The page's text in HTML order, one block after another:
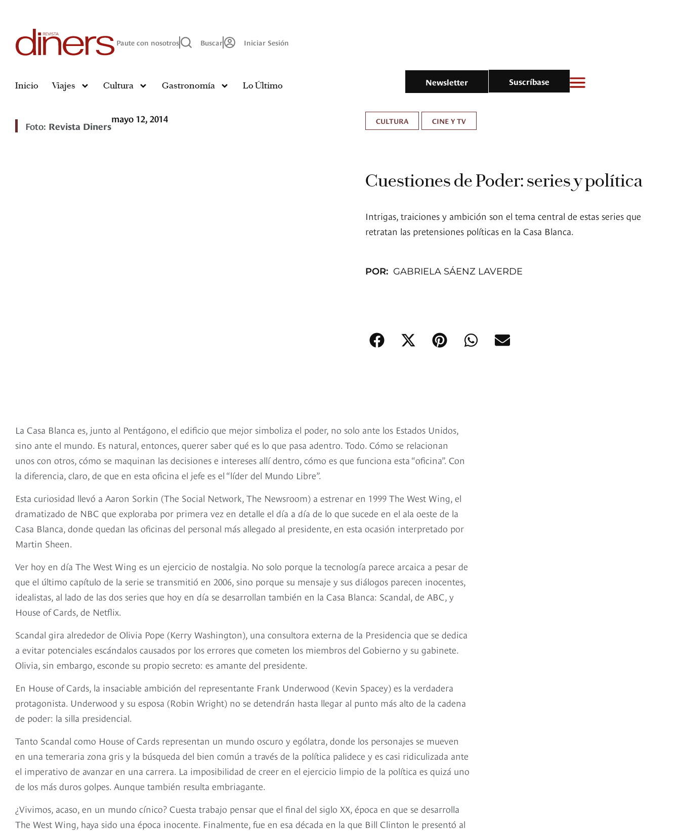
Paute con nosotros Buscar Iniciar Sesión
Inicio Viajes Cultura Gastronomía Lo Último Newsletter Suscríbase
Foto: Revista Diners
mayo 12, 2014 CULTURA CINE Y TV
Cuestiones de Poder: series y política
Intrigas, traiciones y ambición son el tema central de estas series que
retratan las pretensiones políticas en la Casa Blanca.
POR: GABRIELA SÁENZ LAVERDE
La Casa Blanca es, junto al Pentágono, el edificio que mejor simboliza el poder, no solo ante los Estados Unidos,
sino ante el mundo. Es natural, entonces, querer saber qué es lo que pasa adentro. Todo. Cómo se relacionan
unos con otros, cómo se maquinan las decisiones e intereses allí dentro, cómo es que funciona esta “oficina”. Con
la diferencia, claro, de que en esta oficina el jefe es el “líder del Mundo Libre”.
Esta curiosidad llevó a Aaron Sorkin (The Social Network, The Newsroom) a estrenar en 1999 The West Wing, el
dramatizado de NBC que exploraba por primera vez en detalle el día a día de lo que sucede en el ala oeste de la
Casa Blanca, donde quedan las oficinas del personal más allegado al presidente, en esta ocasión interpretado por
Martin Sheen.
Ver hoy en día The West Wing es un ejercicio de nostalgia. No solo porque la tecnología parece arcaica a pesar de
que el último capítulo de la serie se transmitió en 2006, sino porque su mensaje y sus diálogos parecen inocentes,
idealistas, al lado de las dos series que hoy en día se desarrollan también en la Casa Blanca: Scandal, de ABC, y
House of Cards, de Netflix.
Scandal gira alrededor de Olivia Pope (Kerry Washington), una consultora externa de la Presidencia que se dedica
a evitar potenciales escándalos causados por los errores que cometen los miembros del Gobierno y su gabinete.
Olivia, sin embargo, esconde su propio secreto: es amante del presidente.
En House of Cards, la insaciable ambición del representante Frank Underwood (Kevin Spacey) es la verdadera
protagonista. Underwood y su esposa (Robin Wright) no se detendrán hasta llegar al punto más alto de la cadena
de poder: la silla presidencial.
Tanto Scandal como House of Cards representan un mundo oscuro y ególatra, donde los personajes se mueven
en una temeraria zona gris y la búsqueda del bien común a través de la política palidece y es casi ridiculizada ante
el imperativo de avanzar en una carrera. La imposibilidad de creer en el ejercicio limpio de la política es quizá uno
de los más duros golpes. Aunque también resulta embriagante.
¿Vivimos, acaso, en un mundo cínico? Cuesta trabajo pensar que el final del siglo XX, época en que se desarrolla
The West Wing, haya sido una época inocente. Finalmente, fue en esa década en la que Bill Clinton le presentó al